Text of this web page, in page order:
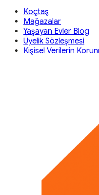
Koçtaş
Mağazalar
Yaşayan Evler Blog
Üyelik Sözleşmesi
Kişisel Verilerin